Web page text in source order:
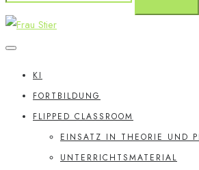
KI
FORTBILDUNG
FLIPPED CLASSROOM
EINSATZ IN THEORIE UND
UNTERRICHTSMATERIAL